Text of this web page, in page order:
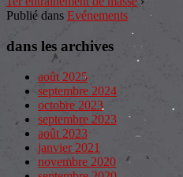
Publié dans Evénements
dans les archives
août 2025
septembre 2024
octobre 2023
septembre 2023
août 2023
janvier 2021
novembre 2020